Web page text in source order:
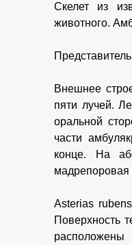
Скелет из
животного.
Внешнее
пяти лучей.
оральной
части
конце. На
мадрепоровая
Asterias
Поверхность